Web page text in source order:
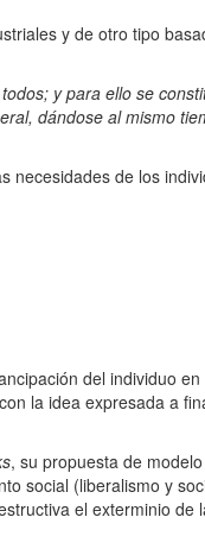
y de otro tipo
y para ello se
dándose al mismo
necesidades de los
del individuo
la idea expresada a
, su propuesta de
social (liberalismo y
el exterminio de